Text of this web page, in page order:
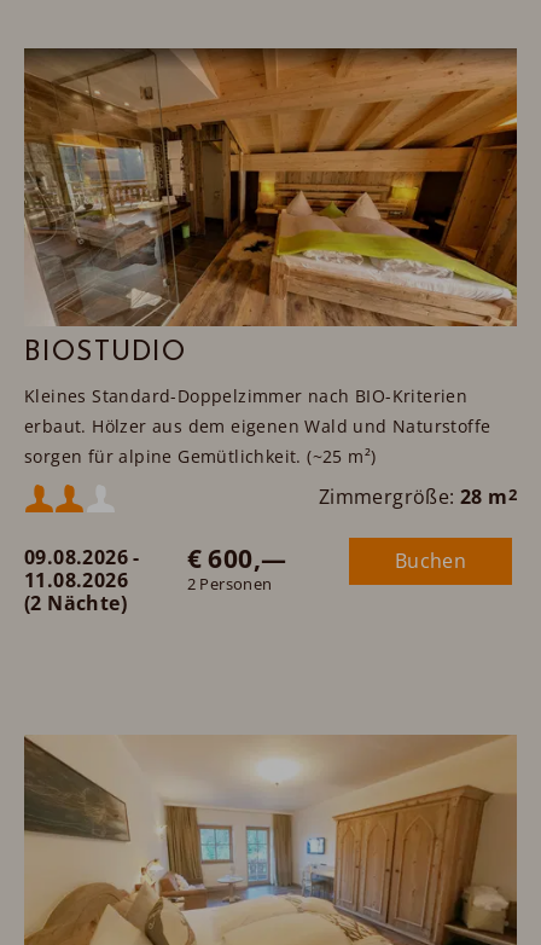
BIOSTUDIO
Kleines Standard-Doppelzimmer nach BIO-Kriterien
erbaut. Hölzer aus dem eigenen Wald und Naturstoffe
sorgen für alpine Gemütlichkeit. (~25 m²)
Mindestbelegung:
Maximalbelegung:
Zimmergröße: 28 m2
09.08.2026 -
11.08.2026
(2 Nächte)
€ 600,—
2 Personen
Buchen